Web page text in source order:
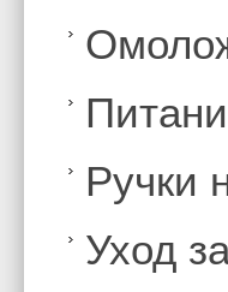
Ручки
Уход